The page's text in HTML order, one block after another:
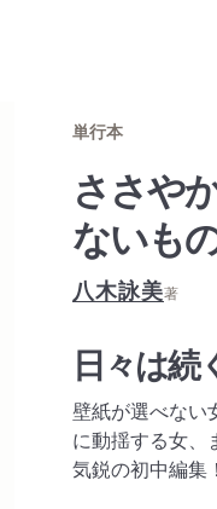
単行本
ささや
ないも
八木詠美著
日々は続
壁紙が選べない
に動揺する女
気鋭の初中編集！